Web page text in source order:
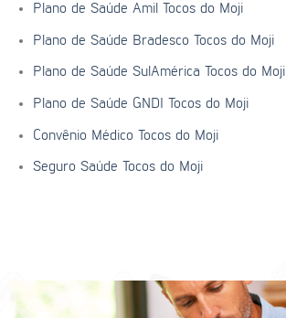
Plano de Saúde Amil Tocos do Moji
Plano de Saúde Bradesco Tocos do Moji
Plano de Saúde SulAmérica Tocos do Moji
Plano de Saúde GNDI Tocos do Moji
Convênio Médico Tocos do Moji
Seguro Saúde Tocos do Moji